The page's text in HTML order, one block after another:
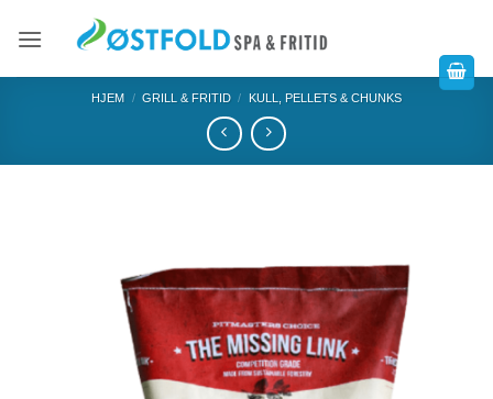
HJEM / GRILL & FRITID / KULL, PELLETS & CHUNKS